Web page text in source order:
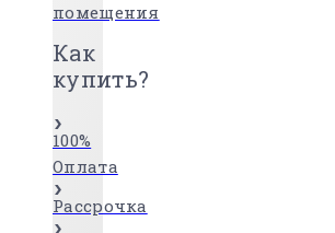
помещения
Как
купить?
100%
Оплата
Рассрочка